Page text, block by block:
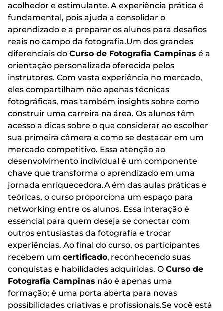
acolhedor e estimulante. A experiência prática é
fundamental, pois ajuda a consolidar o
aprendizado e a preparar os alunos para desafios
reais no campo da fotografia.Um dos grandes
diferenciais do Curso de Fotografia Campinas é a
orientação personalizada oferecida pelos
instrutores. Com vasta experiência no mercado,
eles compartilham não apenas técnicas
fotográficas, mas também insights sobre como
construir uma carreira na área. Os alunos têm
acesso a dicas sobre o que considerar ao escolher
sua primeira câmera e como se destacar em um
mercado competitivo. Essa atenção ao
desenvolvimento individual é um componente
chave que transforma o aprendizado em uma
jornada enriquecedora.Além das aulas práticas e
teóricas, o curso proporciona um espaço para
networking entre os alunos. Essa interação é
essencial para quem deseja se conectar com
outros entusiastas da fotografia e trocar
experiências. Ao final do curso, os participantes
recebem um certificado, reconhecendo suas
conquistas e habilidades adquiridas. O Curso de
Fotografia Campinas não é apenas uma
formação; é uma porta aberta para novas
possibilidades criativas e profissionais.Se você está